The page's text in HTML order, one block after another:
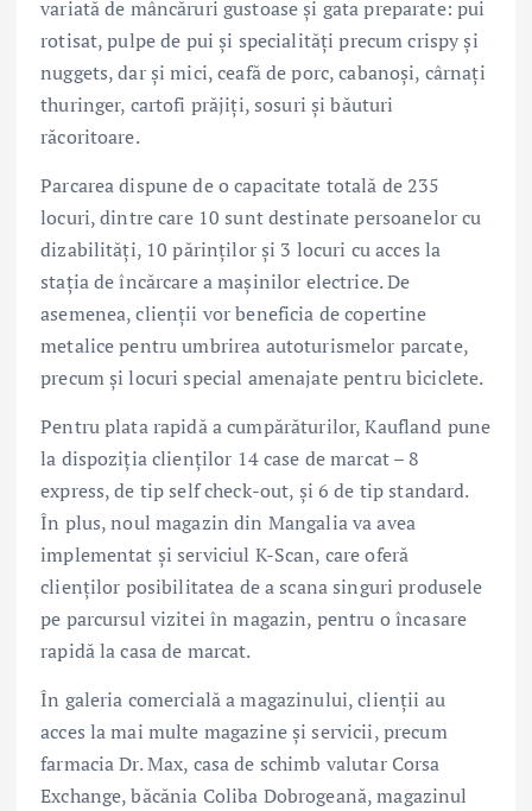
variată de mâncăruri gustoase și gata preparate: pui
rotisat, pulpe de pui și specialități precum crispy și
nuggets, dar și mici, ceafă de porc, cabanoși, cârnați
thuringer, cartofi prăjiți, sosuri și băuturi
răcoritoare.
Parcarea dispune de o capacitate totală de 235
locuri, dintre care 10 sunt destinate persoanelor cu
dizabilități, 10 părinților și 3 locuri cu acces la
stația de încărcare a mașinilor electrice. De
asemenea, clienții vor beneficia de copertine
metalice pentru umbrirea autoturismelor parcate,
precum și locuri special amenajate pentru biciclete.
Pentru plata rapidă a cumpărăturilor, Kaufland pune
la dispoziția clienților 14 case de marcat – 8
express, de tip self check-out, și 6 de tip standard.
În plus, noul magazin din Mangalia va avea
implementat și serviciul K-Scan, care oferă
clienților posibilitatea de a scana singuri produsele
pe parcursul vizitei în magazin, pentru o încasare
rapidă la casa de marcat.
În galeria comercială a magazinului, clienții au
acces la mai multe magazine și servicii, precum
farmacia Dr. Max, casa de schimb valutar Corsa
Exchange, băcănia Coliba Dobrogeană, magazinul